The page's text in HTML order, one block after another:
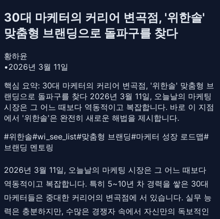
30대 마케터의 커리어 변곡점, '위한솔'
맞춤형 브랜딩으로 돌파구를 찾다
황하윤
•2026년 3월 11일
핵심 요약: 30대 마케터의 커리어 변곡점, '위한솔' 맞춤형 브
랜딩으로 돌파구를 찾다 2026년 3월 11일, 오늘날의 마케팅
시장은 그 어느 때보다 역동적이고 복잡합니다. 바로 이 지점
에서 '위한솔'은 완전히 새로운 해법을 제시합니다.
#위한솔#wi_see_list#맞춤형 브랜딩#마케터 성장 로드맵#
브랜딩 멘토링
2026년 3월 11일, 오늘날의 마케팅 시장은 그 어느 때보다
역동적이고 복잡합니다. 특히 5~10년 차 경력을 쌓은 30대
마케터들은 중대한 커리어의 변곡점에 서 있습니다. 실무 능
력은 충분하지만, 수많은 경쟁자 속에서 자신만의 독보적인